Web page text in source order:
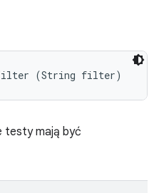
(String filter)
testy mają być